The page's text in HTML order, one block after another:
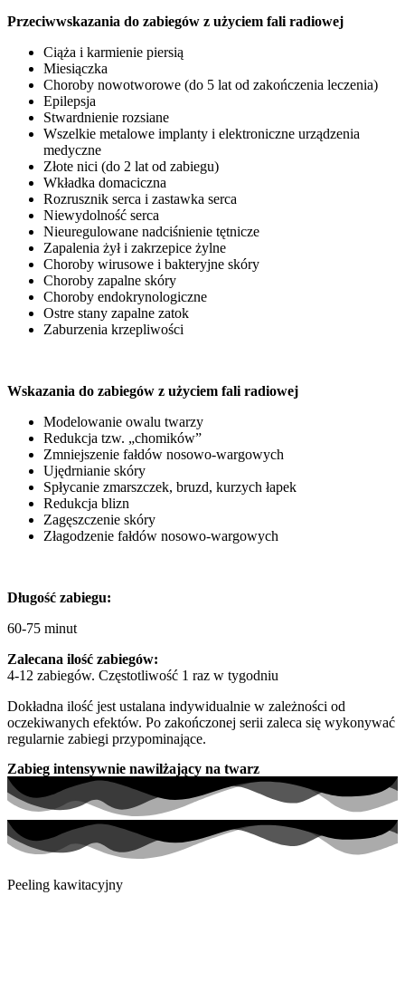
Przeciwwskazania do zabiegów z użyciem fali radiowej
Ciąża i karmienie piersią
Miesiączka
Choroby nowotworowe (do 5 lat od zakończenia leczenia)
Epilepsja
Stwardnienie rozsiane
Wszelkie metalowe implanty i elektroniczne urządzenia
medyczne
Złote nici (do 2 lat od zabiegu)
Wkładka domaciczna
Rozrusznik serca i zastawka serca
Niewydolność serca
Nieuregulowane nadciśnienie tętnicze
Zapalenia żył i zakrzepice żylne
Choroby wirusowe i bakteryjne skóry
Choroby zapalne skóry
Choroby endokrynologiczne
Ostre stany zapalne zatok
Zaburzenia krzepliwości
Wskazania do zabiegów z użyciem fali radiowej
Modelowanie owalu twarzy
Redukcja tzw. „chomików”
Zmniejszenie fałdów nosowo-wargowych
Ujędrnianie skóry
Spłycanie zmarszczek, bruzd, kurzych łapek
Redukcja blizn
Zagęszczenie skóry
Złagodzenie fałdów nosowo-wargowych
Długość zabiegu:
60-75 minut
Zalecana ilość zabiegów:
4-12 zabiegów. Częstotliwość 1 raz w tygodniu
Dokładna ilość jest ustalana indywidualnie w zależności od
oczekiwanych efektów. Po zakończonej serii zaleca się wykonywać
regularnie zabiegi przypominające.
Zabieg intensywnie nawilżający na twarz
Peeling kawitacyjny